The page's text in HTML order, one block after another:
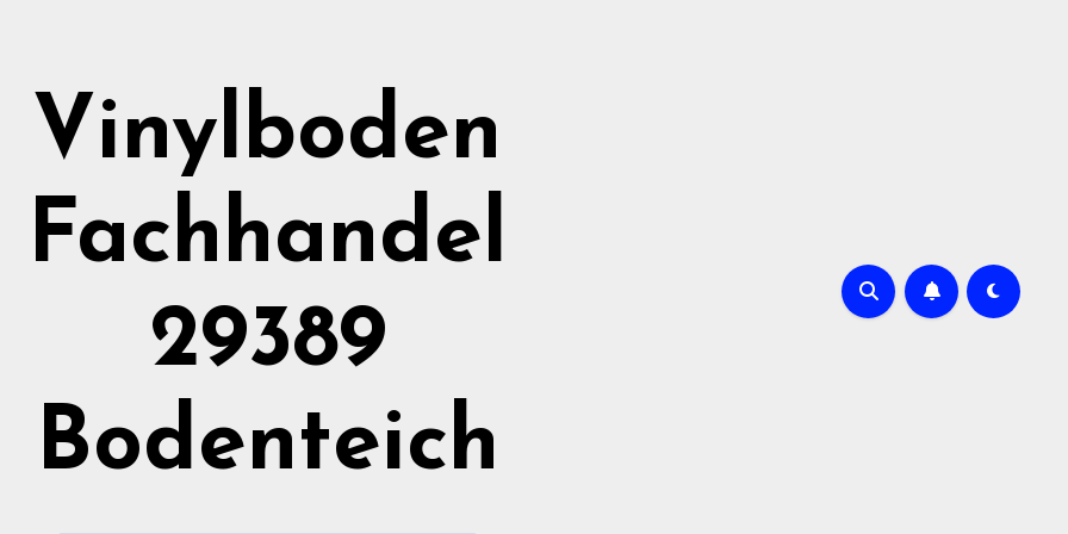
Vinylboden
Fachhandel
29389
Bodenteich